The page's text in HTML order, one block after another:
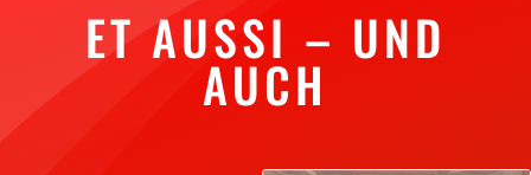
ET AUSSI – UND
AUCH